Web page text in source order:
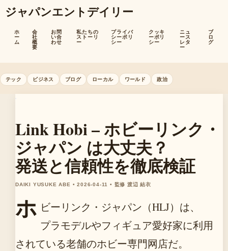
ジャパンエントデイリー
ホ
ー
ム
会
社
概
要
お問
い合
わせ
私たちの
ストーリ
ー
プライバ
シーポリ
シー
クッキ
ーポリ
シー
ニュ
ース
レタ
ー
ブ
ロ
グ
テック ビジネス ブログ ローカル ワールド 政治
Link Hobi – ホビーリンク・
ジャパン は大丈夫？
発送と信頼性を徹底検証
DAIKI YUSUKE ABE • 2026-04-11 • 監修 渡辺 結衣
ホ ビーリンク・ジャパン（HLJ）は、
プラモデルやフィギュア愛好家に利用
されている老舗のホビー専門网店だ。